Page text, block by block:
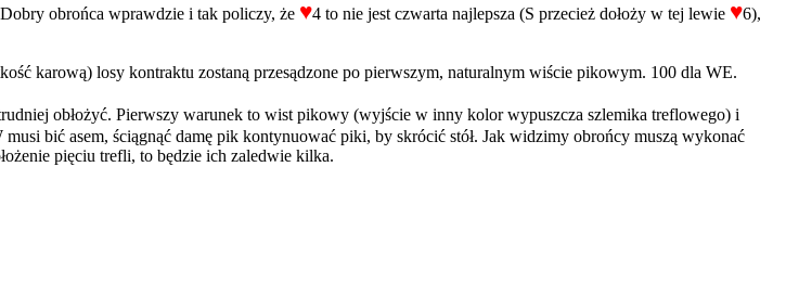
obrońca wprawdzie i tak policzy, że ♥4 to nie jest czwarta najlepsza (S przecież dołoży w tej lewie ♥6),
karową) losy kontraktu zostaną przesądzone po pierwszym, naturalnym wiście pikowym. 100 dla WE.
obłożyć. Pierwszy warunek to wist pikowy (wyjście w inny kolor wypuszcza szlemika treflowego) i
bić asem, ściągnąć damę pik kontynuować piki, by skrócić stół. Jak widzimy obrońcy muszą wykonać
pięciu trefli, to będzie ich zaledwie kilka.